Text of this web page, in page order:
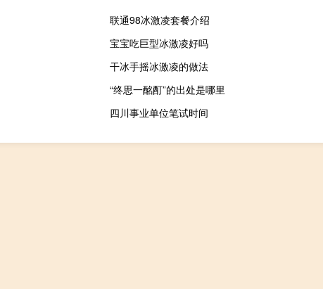
联通98冰激凌套餐介绍
宝宝吃巨型冰激凌好吗
干冰手摇冰激凌的做法
“终思一酩酊”的出处是哪里
四川事业单位笔试时间